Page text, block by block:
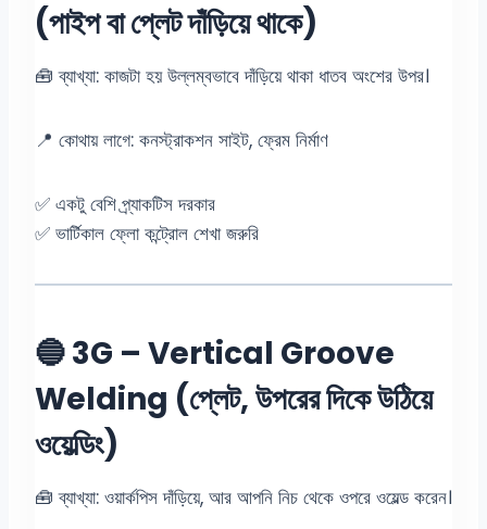
(পাইপ বা প্লেট দাঁড়িয়ে থাকে)
🧰 ব্যাখ্যা: কাজটা হয় উল্লম্বভাবে দাঁড়িয়ে থাকা ধাতব অংশের উপর।
📍 কোথায় লাগে: কনস্ট্রাকশন সাইট, ফ্রেম নির্মাণ
✅ একটু বেশি প্র্যাকটিস দরকার
✅ ভার্টিকাল ফ্লো কন্ট্রোল শেখা জরুরি
🔵 3G – Vertical Groove
Welding (প্লেট, উপরের দিকে উঠিয়ে
ওয়েল্ডিং)
🧰 ব্যাখ্যা: ওয়ার্কপিস দাঁড়িয়ে, আর আপনি নিচ থেকে ওপরে ওয়েল্ড করেন।